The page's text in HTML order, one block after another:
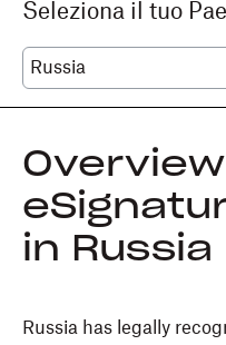
Seleziona il tuo
in Russia
Russia has legally